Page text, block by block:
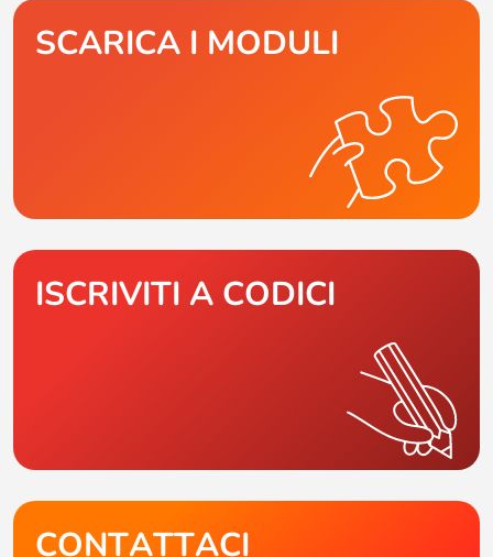
SCARICA I MODULI
ISCRIVITI A CODICI
CONTATTACI